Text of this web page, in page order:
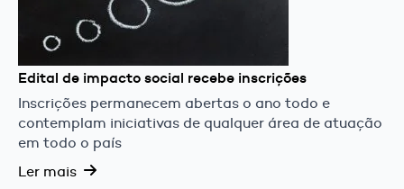
Edital de impacto social recebe inscrições
Inscrições permanecem abertas o ano todo e
contemplam iniciativas de qualquer área de atuação
em todo o país
Ler mais